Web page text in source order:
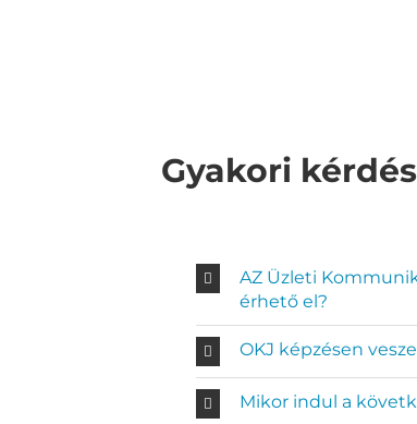
Gyakori
AZ Üzleti
érhető el?
OKJ képzésen
Mikor indul a